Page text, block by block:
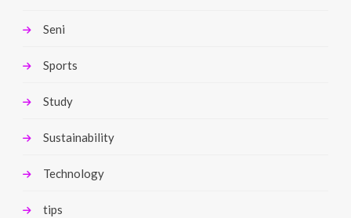
Seni
Sports
Study
Sustainability
Technology
tips